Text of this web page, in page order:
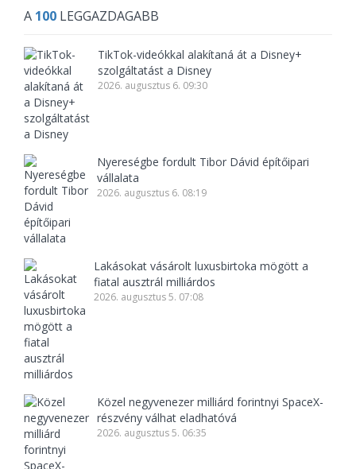
A 100 LEGGAZDAGABB
TikTok-videókkal alakítaná át a Disney+
szolgáltatást a Disney
2026. augusztus 6. 09:30
Nyereségbe fordult Tibor Dávid építőipari
vállalata
2026. augusztus 6. 08:19
Lakásokat vásárolt luxusbirtoka mögött a
fiatal ausztrál milliárdos
2026. augusztus 5. 07:08
Közel negyvenezer milliárd forintnyi SpaceX-
részvény válhat eladhatóvá
2026. augusztus 5. 06:35